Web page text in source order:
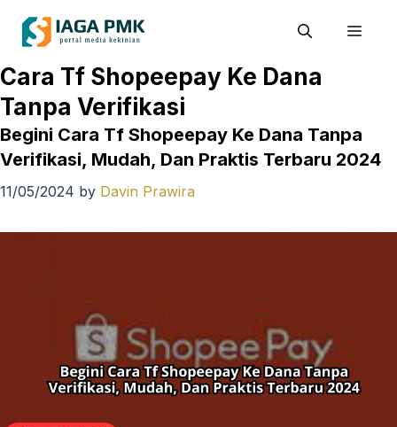
Cara Tf Shopeepay Ke Dana
Tanpa Verifikasi
Begini Cara Tf Shopeepay Ke Dana Tanpa
Verifikasi, Mudah, Dan Praktis Terbaru 2024
11/05/2024 by Davin Prawira